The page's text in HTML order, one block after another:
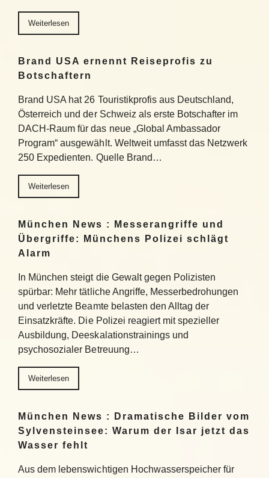
Weiterlesen
Brand USA ernennt Reiseprofis zu
Botschaftern
Brand USA hat 26 Touristikprofis aus Deutschland,
Österreich und der Schweiz als erste Botschafter im
DACH-Raum für das neue „Global Ambassador
Program“ ausgewählt. Weltweit umfasst das Netzwerk
250 Expedienten. Quelle Brand…
Weiterlesen
München News : Messerangriffe und
Übergriffe: Münchens Polizei schlägt
Alarm
In München steigt die Gewalt gegen Polizisten
spürbar: Mehr tätliche Angriffe, Messerbedrohungen
und verletzte Beamte belasten den Alltag der
Einsatzkräfte. Die Polizei reagiert mit spezieller
Ausbildung, Deeskalationstrainings und
psychosozialer Betreuung…
Weiterlesen
München News : Dramatische Bilder vom
Sylvensteinsee: Warum der Isar jetzt das
Wasser fehlt
Aus dem lebenswichtigen Hochwasserspeicher für